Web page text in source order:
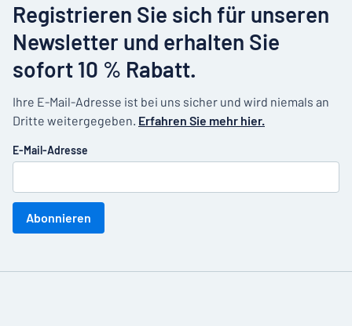
Registrieren Sie sich für unseren
Newsletter und erhalten Sie
sofort 10 % Rabatt.
Ihre E-Mail-Adresse ist bei uns sicher und wird niemals an
Dritte weitergegeben. Erfahren Sie mehr hier.
E-Mail-Adresse
Abonnieren